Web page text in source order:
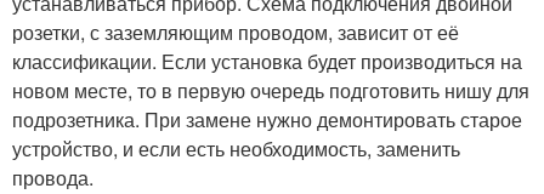
розетки, с заземляющим проводом, зависит от её
классификации. Если установка будет производиться на
новом месте, то в первую очередь подготовить нишу для
подрозетника. При замене нужно демонтировать старое
устройство, и если есть необходимость, заменить
провода.